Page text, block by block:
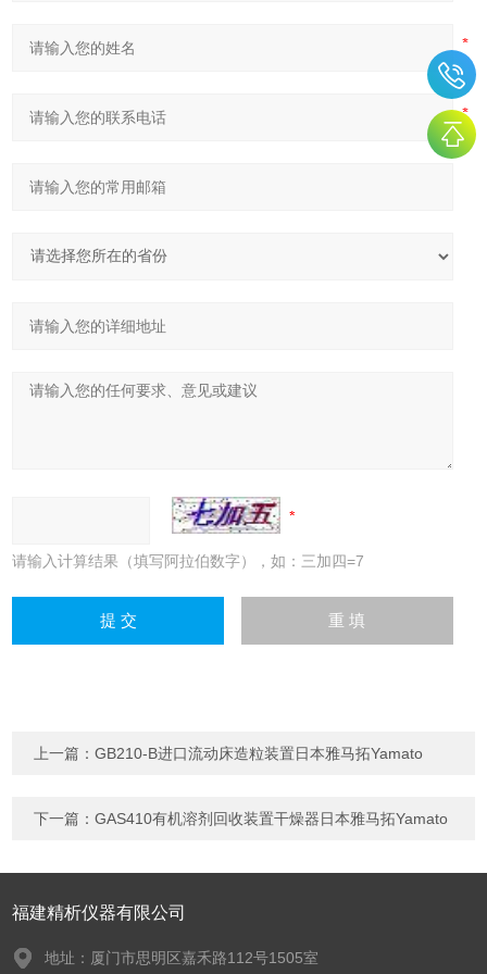
请输入计算结果（填写阿拉伯数字），如：三加四=7
上一篇：GB210-B进口流动床造粒装置日本雅马拓Yamato
下一篇：GAS410有机溶剂回收装置干燥器日本雅马拓Yamato
福建精析仪器有限公司
地址：厦门市思明区嘉禾路112号1505室